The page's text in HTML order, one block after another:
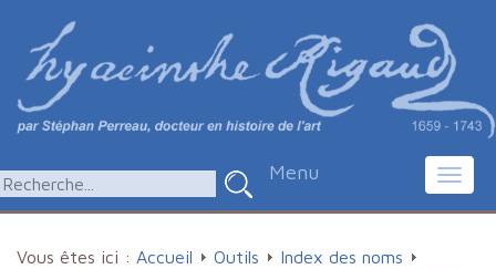
Menu
Vous êtes ici : Accueil Outils
Index des noms